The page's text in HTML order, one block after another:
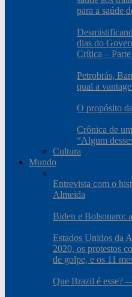
para a saúde
dias do
Crítica –
Petrobrás,
qual a
O propósito
Crônica de
“Algum
Cultura
Mundo
Entrevista com o
Almeida
Biden e Bolsonaro:
Estados Unidos da
2020, os protestos
de golpe, e os 11
Que Brazil é esse?